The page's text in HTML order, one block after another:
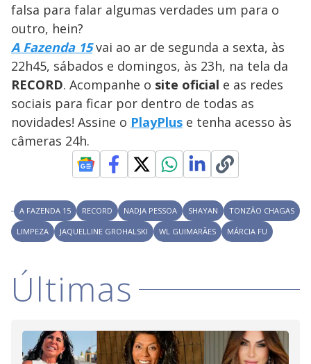
falsa para falar algumas verdades um para o
outro, hein?
A Fazenda 15vai ao ar de segunda a sexta, às
22h45, sábados e domingos, às 23h, na tela da
RECORD. Acompanhe o site oficial e as redes
sociais para ficar por dentro de todas as
novidades! Assine o PlayPlus e tenha acesso às
câmeras 24h.
A FAZENDA 15 RECORD NADJA PESSOA SHAYAN
TONZÃO CHAGAS
LIMPEZA
JAQUELLINE GROHALSKI WL GUIMARÃES MÁRCIA FU
Últimas